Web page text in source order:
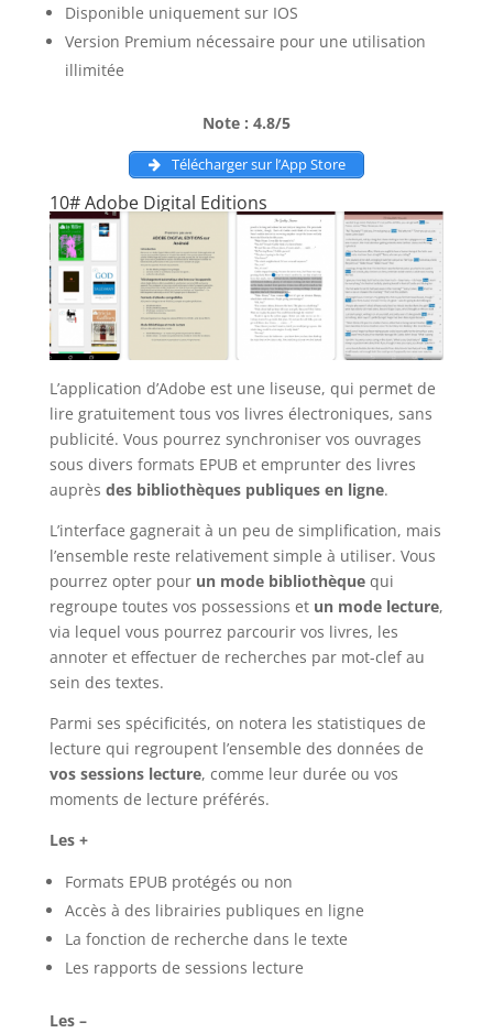
Disponible uniquement sur IOS
Version Premium nécessaire pour une utilisation
illimitée
Note : 4.8/5
Télécharger sur l’App Store
10# Adobe Digital Editions
L’application d’Adobe est une liseuse, qui permet de
lire gratuitement tous vos livres électroniques, sans
publicité. Vous pourrez synchroniser vos ouvrages
sous divers formats EPUB et emprunter des livres
auprès des bibliothèques publiques en ligne.
L’interface gagnerait à un peu de simplification, mais
l’ensemble reste relativement simple à utiliser. Vous
pourrez opter pour un mode bibliothèquequi
regroupe toutes vos possessions et un mode lecture,
via lequel vous pourrez parcourir vos livres, les
annoter et effectuer de recherches par mot-clef au
sein des textes.
Parmi ses spécificités, on notera les statistiques de
lecture qui regroupent l’ensemble des données de
vos sessions lecture, comme leur durée ou vos
moments de lecture préférés.
Les +
Formats EPUB protégés ou non
Accès à des librairies publiques en ligne
La fonction de recherche dans le texte
Les rapports de sessions lecture
Les –